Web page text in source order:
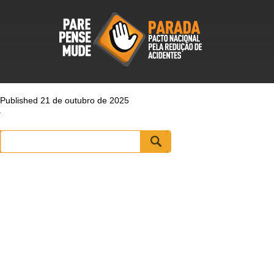
Published 21 de outubro de 2025
Pesquisar
por: